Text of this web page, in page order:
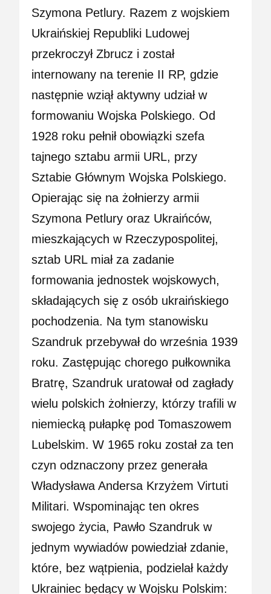
Szymona Petlury. Razem z wojskiem
Ukraińskiej Republiki Ludowej
przekroczył Zbrucz i został
internowany na terenie II RP, gdzie
następnie wziął aktywny udział w
formowaniu Wojska Polskiego. Od
1928 roku pełnił obowiązki szefa
tajnego sztabu armii URL, przy
Sztabie Głównym Wojska Polskiego.
Opierając się na żołnierzy armii
Szymona Petlury oraz Ukraińców,
mieszkających w Rzeczypospolitej,
sztab URL miał za zadanie
formowania jednostek wojskowych,
składających się z osób ukraińskiego
pochodzenia. Na tym stanowisku
Szandruk przebywał do września 1939
roku. Zastępując chorego pułkownika
Bratrę, Szandruk uratował od zagłady
wielu polskich żołnierzy, którzy trafili w
niemiecką pułapkę pod Tomaszowem
Lubelskim. W 1965 roku został za ten
czyn odznaczony przez generała
Władysława Andersa Krzyżem Virtuti
Militari. Wspominając ten okres
swojego życia, Pawło Szandruk w
jednym wywiadów powiedział zdanie,
które, bez wątpienia, podzielał każdy
Ukrainiec będący w Wojsku Polskim: